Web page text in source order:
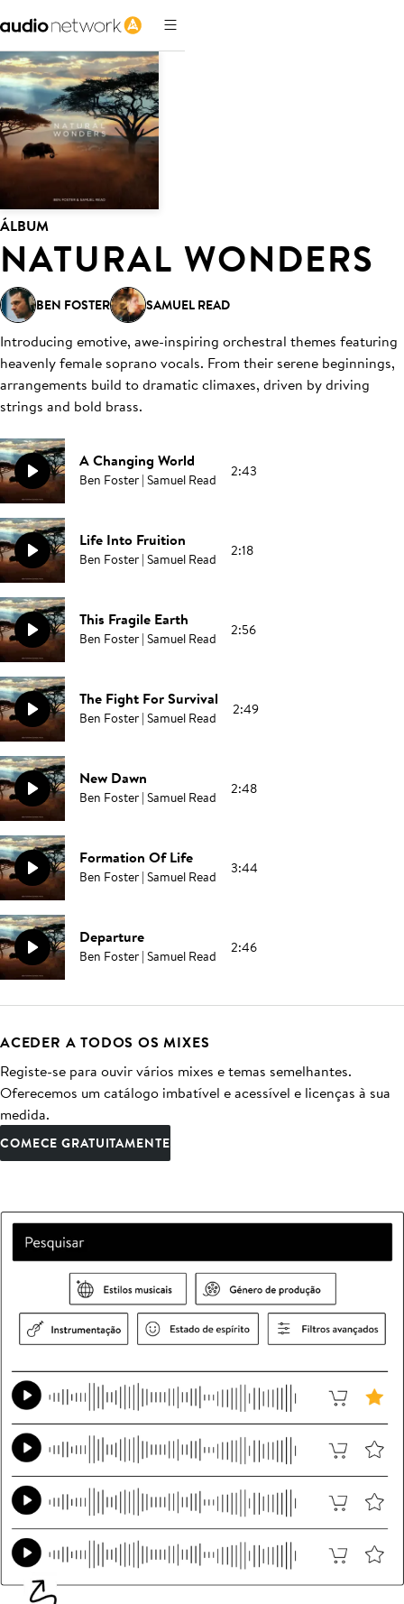
ÁLBUM
NATURAL WONDERS
BEN FOSTER SAMUEL READ
Introducing emotive, awe-inspiring orchestral themes featuring
heavenly female soprano vocals. From their serene beginnings,
arrangements build to dramatic climaxes, driven by driving
strings and bold brass.
A Changing World
Ben Foster | Samuel Read 2:43
Life Into Fruition
Ben Foster | Samuel Read 2:18
This Fragile Earth
Ben Foster | Samuel Read 2:56
The Fight For Survival
Ben Foster | Samuel Read 2:49
New Dawn
Ben Foster | Samuel Read 2:48
Formation Of Life
Ben Foster | Samuel Read 3:44
Departure
Ben Foster | Samuel Read 2:46
ACEDER A TODOS OS MIXES
Registe-se para ouvir vários mixes e temas semelhantes.
Oferecemos um catálogo imbatível e acessível e licenças à sua
medida.
COMECE GRATUITAMENTE